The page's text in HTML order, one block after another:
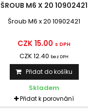
ŠROUB M6 X 20 10902421
Šroub M6 x 20 10902421
CZK 15.00 s DPH
CZK 12.40 bez DPH
Přidat do košíku
Skladem
Přidat k porovnání